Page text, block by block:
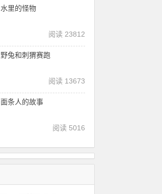
水里的怪物
阅读 23812
野兔和刺猬赛跑
阅读 13673
面条人的故事
阅读 5016